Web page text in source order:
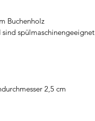
Buchenholz
sind spülmaschinengeeignet
2,5 cm